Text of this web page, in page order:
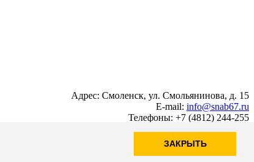
ЗАКРЫТЬ
Адрес: Смоленск, ул. Смольянинова, д. 15
E-mail: info@snab67.ru
Телефоны: +7 (4812) 244-255